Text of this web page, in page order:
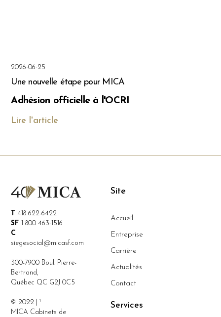
2026-06-25
Une nouvelle étape pour MICA
Adhésion officielle à l'OCRI
Lire l'article
T 418 622-6422
SF 1 800 463-1516
C
siegesocial@micasf.com
300-7900 Boul. Pierre-
Bertrand,
Québec QC G2J 0C5
© 2022 | ¹
MICA Cabinets de
Site
Accueil
Entreprise
Carrière
Actualités
Contact
Services